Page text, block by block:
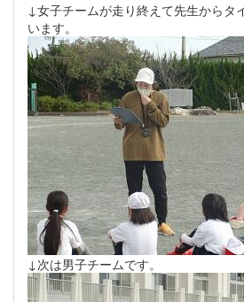
↓女子チームが走り終えて先生からタ
います。
↓次は男子チームです。